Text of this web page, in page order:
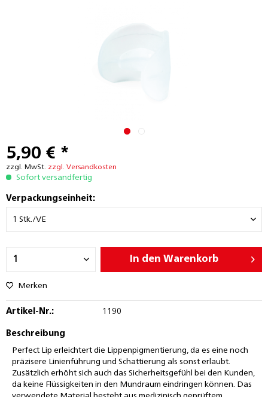
5,90 € *
zzgl. MwSt. zzgl. Versandkosten
Sofort versandfertig
Verpackungseinheit:
In den Warenkorb
Merken
Artikel-Nr.: 1190
Beschreibung
Perfect Lip erleichtert die Lippenpigmentierung, da es eine noch
präzisere Linienführung und Schattierung als sonst erlaubt.
Zusätzlich erhöht sich auch das Sicherheitsgefühl bei den Kunden,
da keine Flüssigkeiten in den Mundraum eindringen können. Das